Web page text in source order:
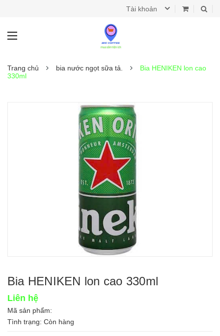
Tài khoản
Trang chủ bia nước ngọt sữa tả.
Bia HENIKEN lon cao
330ml
Bia HENIKEN lon cao 330ml
Liên hệ
Mã sản phẩm:
Tình trạng: Còn hàng